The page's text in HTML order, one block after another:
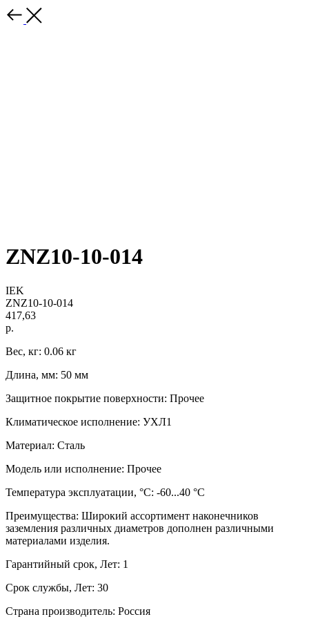
ZNZ10-10-014
IEK
ZNZ10-10-014
417,63
р.
Вес, кг: 0.06 кг
Длина, мм: 50 мм
Защитное покрытие поверхности: Прочее
Климатическое исполнение: УХЛ1
Материал: Сталь
Модель или исполнение: Прочее
Температура эксплуатации, °C: -60...40 °C
Преимущества: Широкий ассортимент наконечников
заземления различных диаметров дополнен различными
материалами изделия.
Гарантийный срок, Лет: 1
Срок службы, Лет: 30
Страна производитель: Россия